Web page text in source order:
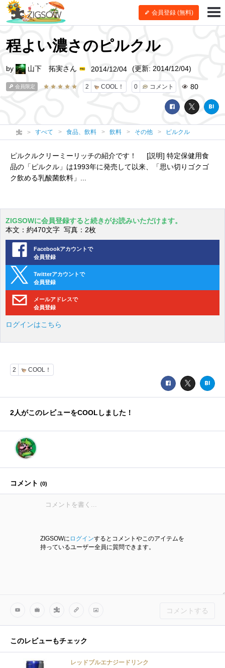
会員登録 (無料)
程よい濃さのピルクル
会員限定 2 COOL！ 0 コメント 80
by 山下 拓実さん 2014/12/04 (更新: 2014/12/04)
すべて 食品、飲料 飲料 その他 ピルクル
ピルクルクリーミーリッチの紹介です！ [説明] 特定保健用食
品の「ピルクル」は1993年に発売して以来、「思い切りゴクゴ
ク飲める乳酸菌飲料」...
ZIGSOWに会員登録すると続きがお読みいただけます。
本文：約470文字 写真：2枚
Facebookアカウントで
会員登録
Twitterアカウントで
会員登録
メールアドレスで
会員登録
ログインはこちら
2 COOL！
2人がこのレビューをCOOLしました！
コメント (0)
ZIGSOWに ログインするとコメントやこのアイテムを
持っているユーザー全員に質問できます。
コメントする
このレビューもチェック
レッドブルエナジードリンク